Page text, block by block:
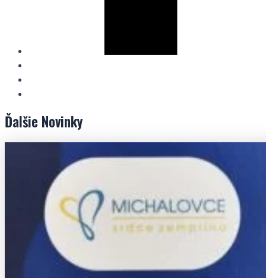
Ďalšie Novinky